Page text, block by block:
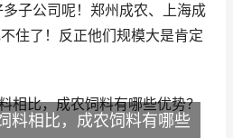
子公司呢！郑州成农、上海成
住了！反正他们规模大是肯定
料相比，成农饲料有哪些